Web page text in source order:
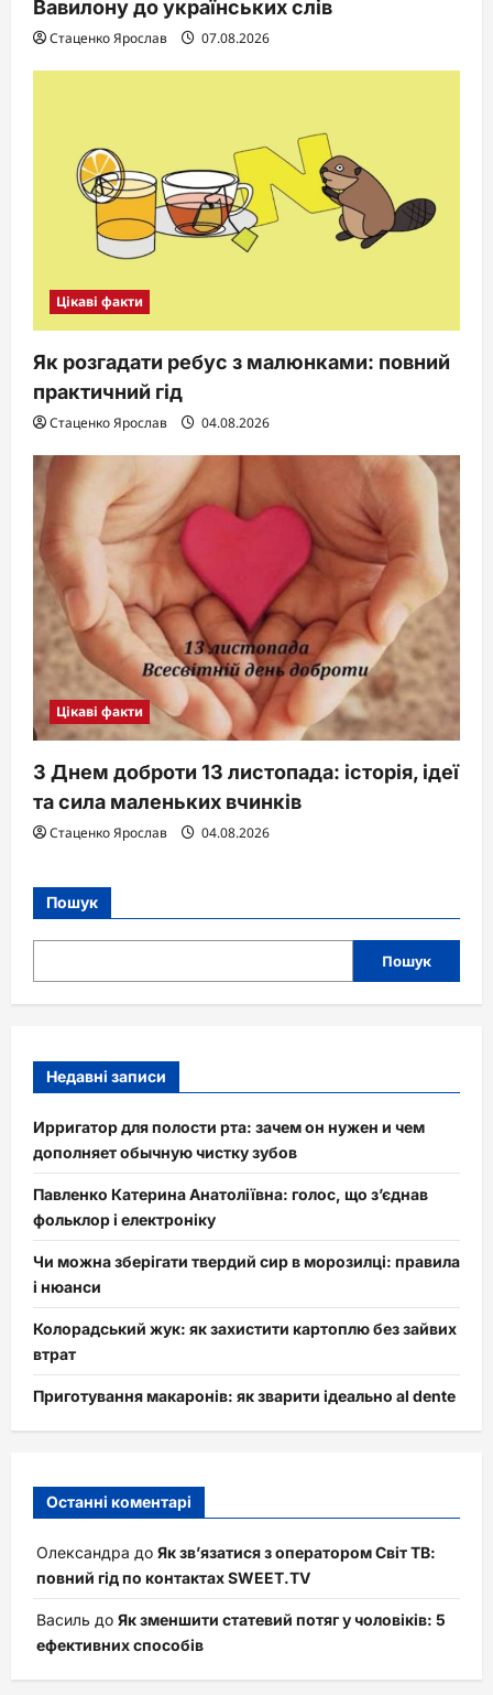
Вавилону до українських слів
Стаценко Ярослав 07.08.2026
Цікаві факти
Як розгадати ребус з малюнками: повний
практичний гід
Стаценко Ярослав 04.08.2026
Цікаві факти
З Днем доброти 13 листопада: історія, ідеї
та сила маленьких вчинків
Стаценко Ярослав 04.08.2026
Пошук
Пошук
Недавні записи
Ирригатор для полости рта: зачем он нужен и чем
дополняет обычную чистку зубов
Павленко Катерина Анатоліївна: голос, що з’єднав
фольклор і електроніку
Чи можна зберігати твердий сир в морозилці: правила
і нюанси
Колорадський жук: як захистити картоплю без зайвих
втрат
Приготування макаронів: як зварити ідеально al dente
Останні коментарі
Олександра до Як зв’язатися з оператором Світ ТВ:
повний гід по контактах SWEET.TV
Василь до Як зменшити статевий потяг у чоловіків: 5
ефективних способів